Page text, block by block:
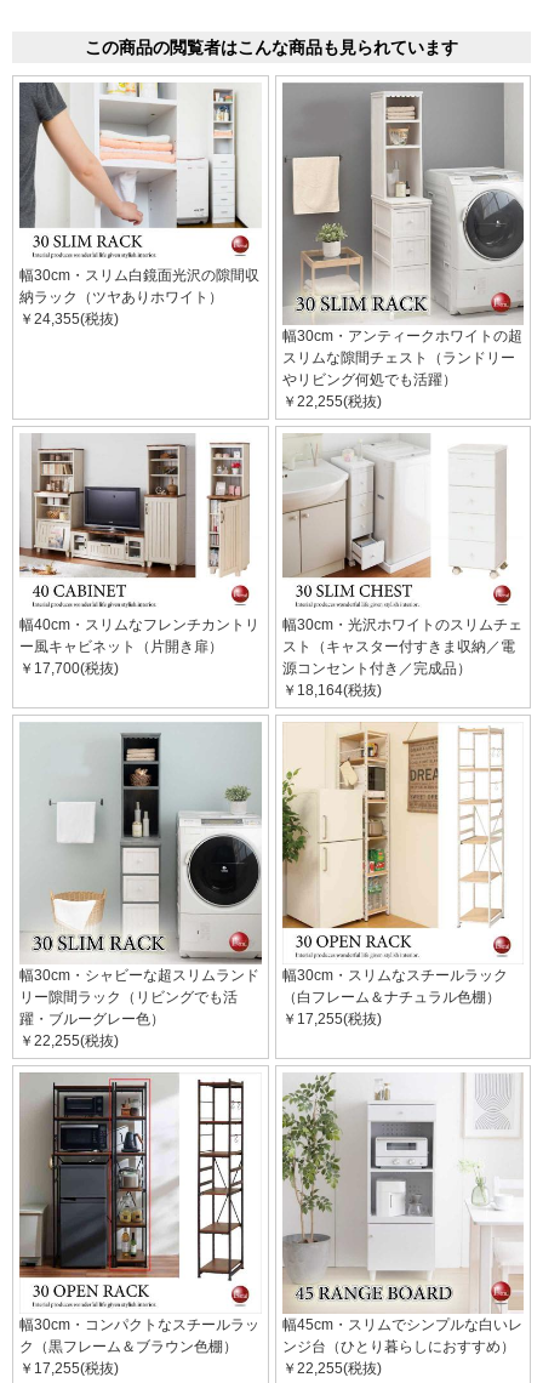
この商品の閲覧者はこんな商品も見られています
幅30cm・スリム白鏡面光沢の隙間収
納ラック（ツヤありホワイト）
￥24,355(税抜)
幅30cm・アンティークホワイトの超
スリムな隙間チェスト（ランドリー
やリビング何処でも活躍）
￥22,255(税抜)
幅40cm・スリムなフレンチカントリ
ー風キャビネット（片開き扉）
￥17,700(税抜)
幅30cm・光沢ホワイトのスリムチェ
スト（キャスター付すきま収納／電
源コンセント付き／完成品）
￥18,164(税抜)
幅30cm・シャビーな超スリムランド
リー隙間ラック（リビングでも活
躍・ブルーグレー色）
￥22,255(税抜)
幅30cm・スリムなスチールラック
（白フレーム＆ナチュラル色棚）
￥17,255(税抜)
幅30cm・コンパクトなスチールラッ
ク（黒フレーム＆ブラウン色棚）
￥17,255(税抜)
幅45cm・スリムでシンプルな白いレ
ンジ台（ひとり暮らしにおすすめ）
￥22,255(税抜)